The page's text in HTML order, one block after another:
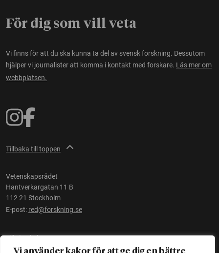
För dig som vill veta
Vi finns för att du ska kunna ta del av svensk forskning. Dessutom
hjälper vi journalister att komma i kontakt med forskare. Läs mer om
webbplatsen.
Tillbaka till toppen
Vetenskapsrådet
Hantverkargatan 11 B
112 21 Stockholm
E-post: red@forskning.se
Tillgänglighet